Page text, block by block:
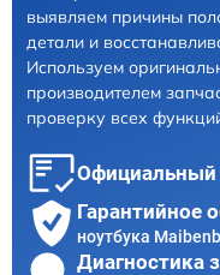
выявляем причины
детали и
Используем
производителем
проверку всех
Официальный
Гарантийное
ноутбука
Диагностика